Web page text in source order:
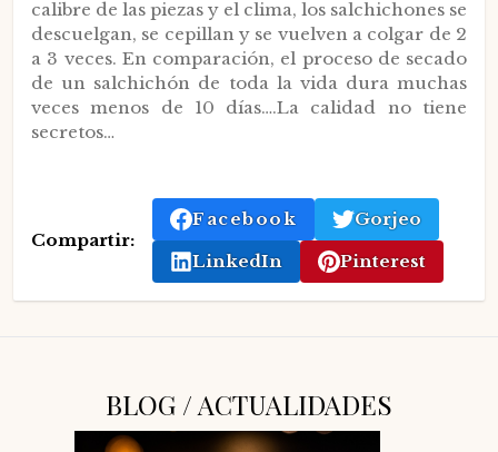
calibre de las piezas y el clima, los salchichones se
descuelgan, se cepillan y se vuelven a colgar de 2
a 3 veces. En comparación, el proceso de secado
de un salchichón de toda la vida dura muchas
veces menos de 10 días….La calidad no tiene
secretos…
Compartir:
Facebook
Gorjeo
LinkedIn
Pinterest
BLOG / ACTUALIDADES